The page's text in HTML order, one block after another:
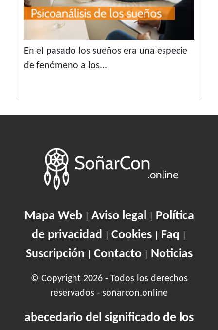
En el pasado los sueños era una especie
de fenómeno a los...
Mapa Web| Aviso legal
Política
de privacidad
Cookies Faq
Suscripción Contacto| Noticias
© Copyright 2026 - Todos los derechos
reservados - soñarcon.online
abecedario del significado de los